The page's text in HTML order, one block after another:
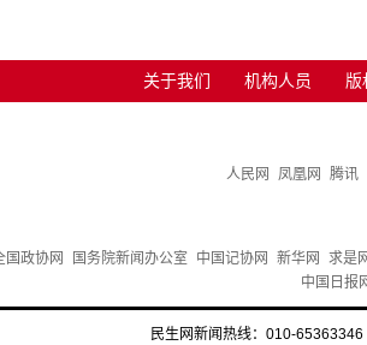
关于我们 机构人员 版
人民网 凤凰网 腾讯
国政协网 国务院新闻办公室 中国记协网 新华网
求是
中国日报
民生网新闻热线：010-